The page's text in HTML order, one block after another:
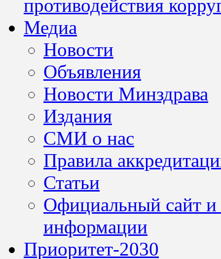
противодействия
Медиа
Новости
Объявления
Новости Минздрава
Издания
СМИ о нас
Правила
Статьи
Официальный сайт
информации
Приоритет-2030